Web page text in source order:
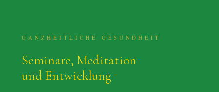
GANZHEITLICHE GESUNDHEIT
Seminare, Meditation
und Entwicklung